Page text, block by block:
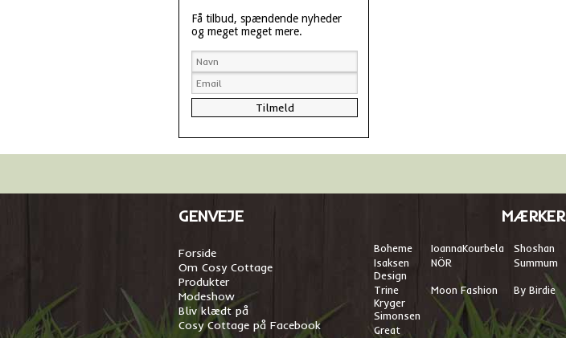
Få tilbud, spændende nyheder
og meget meget mere.
GENVEJE
Forside
Om Cosy Cottage
Produkter
Modeshow
Bliv klædt på
Cosy Cottage på Facebook
MÆRKER
Boheme IoannaKourbela Shoshan
Isaksen
Design
NÖR Summum
Trine
Kryger
Simonsen
Moon Fashion By Birdie
Great